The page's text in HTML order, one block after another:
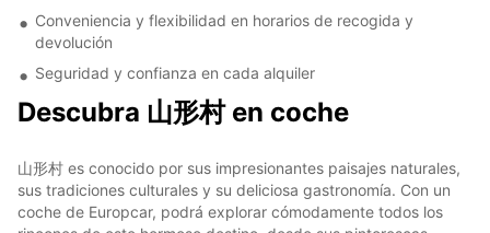
Conveniencia y flexibilidad en horarios de recogida y
devolución
Seguridad y confianza en cada alquiler
Descubra 山形村 en coche
山形村 es conocido por sus impresionantes paisajes naturales,
sus tradiciones culturales y su deliciosa gastronomía. Con un
coche de Europcar, podrá explorar cómodamente todos los